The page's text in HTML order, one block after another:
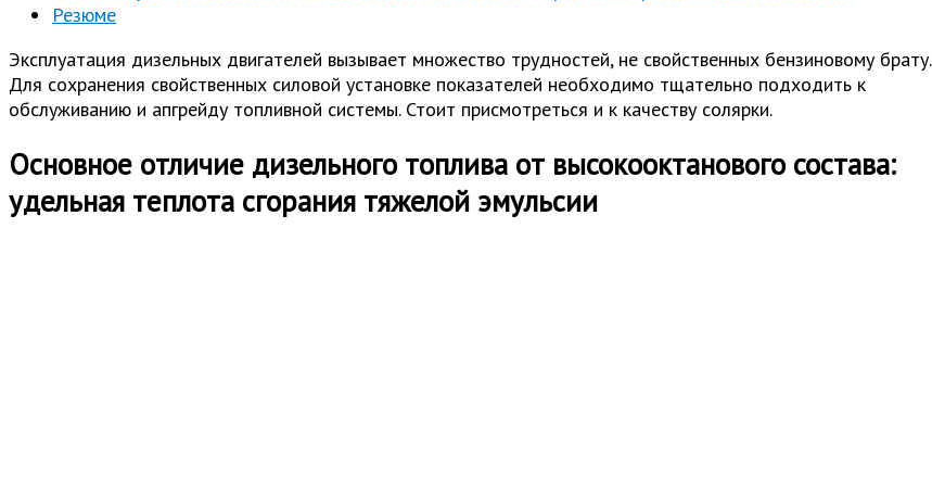
Резюме
Эксплуатация дизельных двигателей вызывает множество трудностей, не свойственных бензиновому брату.
Для сохранения свойственных силовой установке показателей необходимо тщательно подходить к
обслуживанию и апгрейду топливной системы. Стоит присмотреться и к качеству солярки.
Основное отличие дизельного топлива от высокооктанового состава:
удельная теплота сгорания тяжелой эмульсии